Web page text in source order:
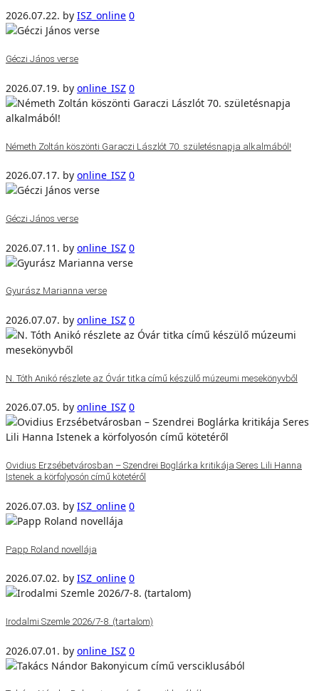
2026.07.22. by ISZ_online 0
Géczi János verse
2026.07.19. by online_ISZ 0
Németh Zoltán köszönti Garaczi Lászlót 70. születésnapja alkalmából!
2026.07.17. by online_ISZ 0
Géczi János verse
2026.07.11. by online_ISZ 0
Gyurász Marianna verse
2026.07.07. by online_ISZ 0
N. Tóth Anikó részlete az Óvár titka című készülő múzeumi mesekönyvből
2026.07.05. by online_ISZ 0
Ovidius Erzsébetvárosban – Szendrei Boglárka kritikája Seres Lili Hanna
Istenek a körfolyosón című kötetéről
2026.07.03. by ISZ_online 0
Papp Roland novellája
2026.07.02. by ISZ_online 0
Irodalmi Szemle 2026/7-8. (tartalom)
2026.07.01. by online_ISZ 0